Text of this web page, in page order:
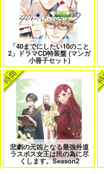
エンドロールは地獄まで 2
自分しか知らない彼氏の一面 1
オレはお前に推されたい!!
「40までにしたい10のこと
2」ドラマCD特装盤 (マンガ
小冊子セット)
悲劇の元凶となる最強外道
ラスボス女王は民の為に尽
くします。Season2